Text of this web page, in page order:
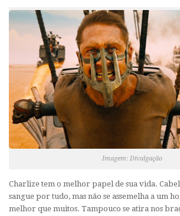
Imagem: Divulgação
Charlize tem o melhor papel de sua vida.
sangue por tudo, mas não se assemelha a um
melhor que muitos. Tampouco se atira nos